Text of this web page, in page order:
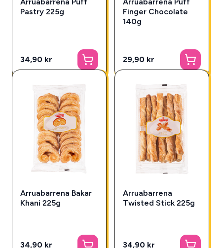
Pastry 225g
34,90 kr
Finger Chocolate
140g
29,90 kr
Arruabarrena Bakar
Khani 225g
34,90 kr
Arruabarrena
Twisted Stick 225g
34,90 kr